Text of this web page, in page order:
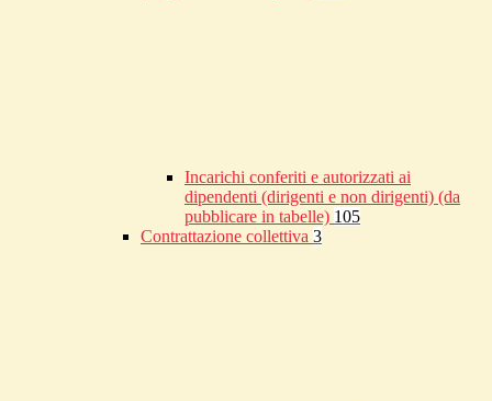
Incarichi conferiti e autorizzati ai
dipendenti (dirigenti e non dirigenti) (da
pubblicare in tabelle) 105
Contrattazione collettiva 3